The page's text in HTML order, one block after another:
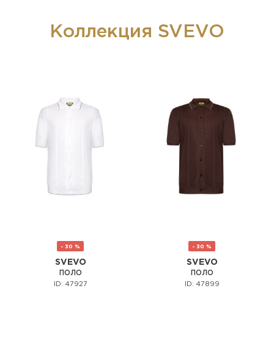
Коллекция SVEVO
- 30 %
SVEVO
ПОЛО
ID: 47927
- 30 %
SVEVO
ПОЛО
ID: 47899